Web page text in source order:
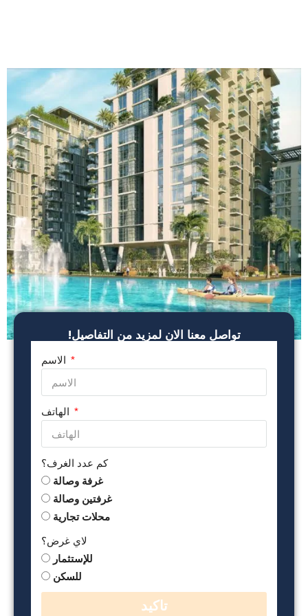
!تواصل معنا الان لمزيد من التفاصيل
كم عدد الغرف؟
غرفة وصالة
غرفتين وصالة
محلات تجارية
لاي غرض؟
للإستثمار
للسكن
تاكيد